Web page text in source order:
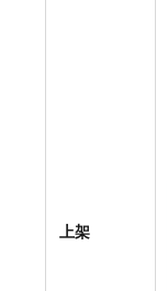
上架